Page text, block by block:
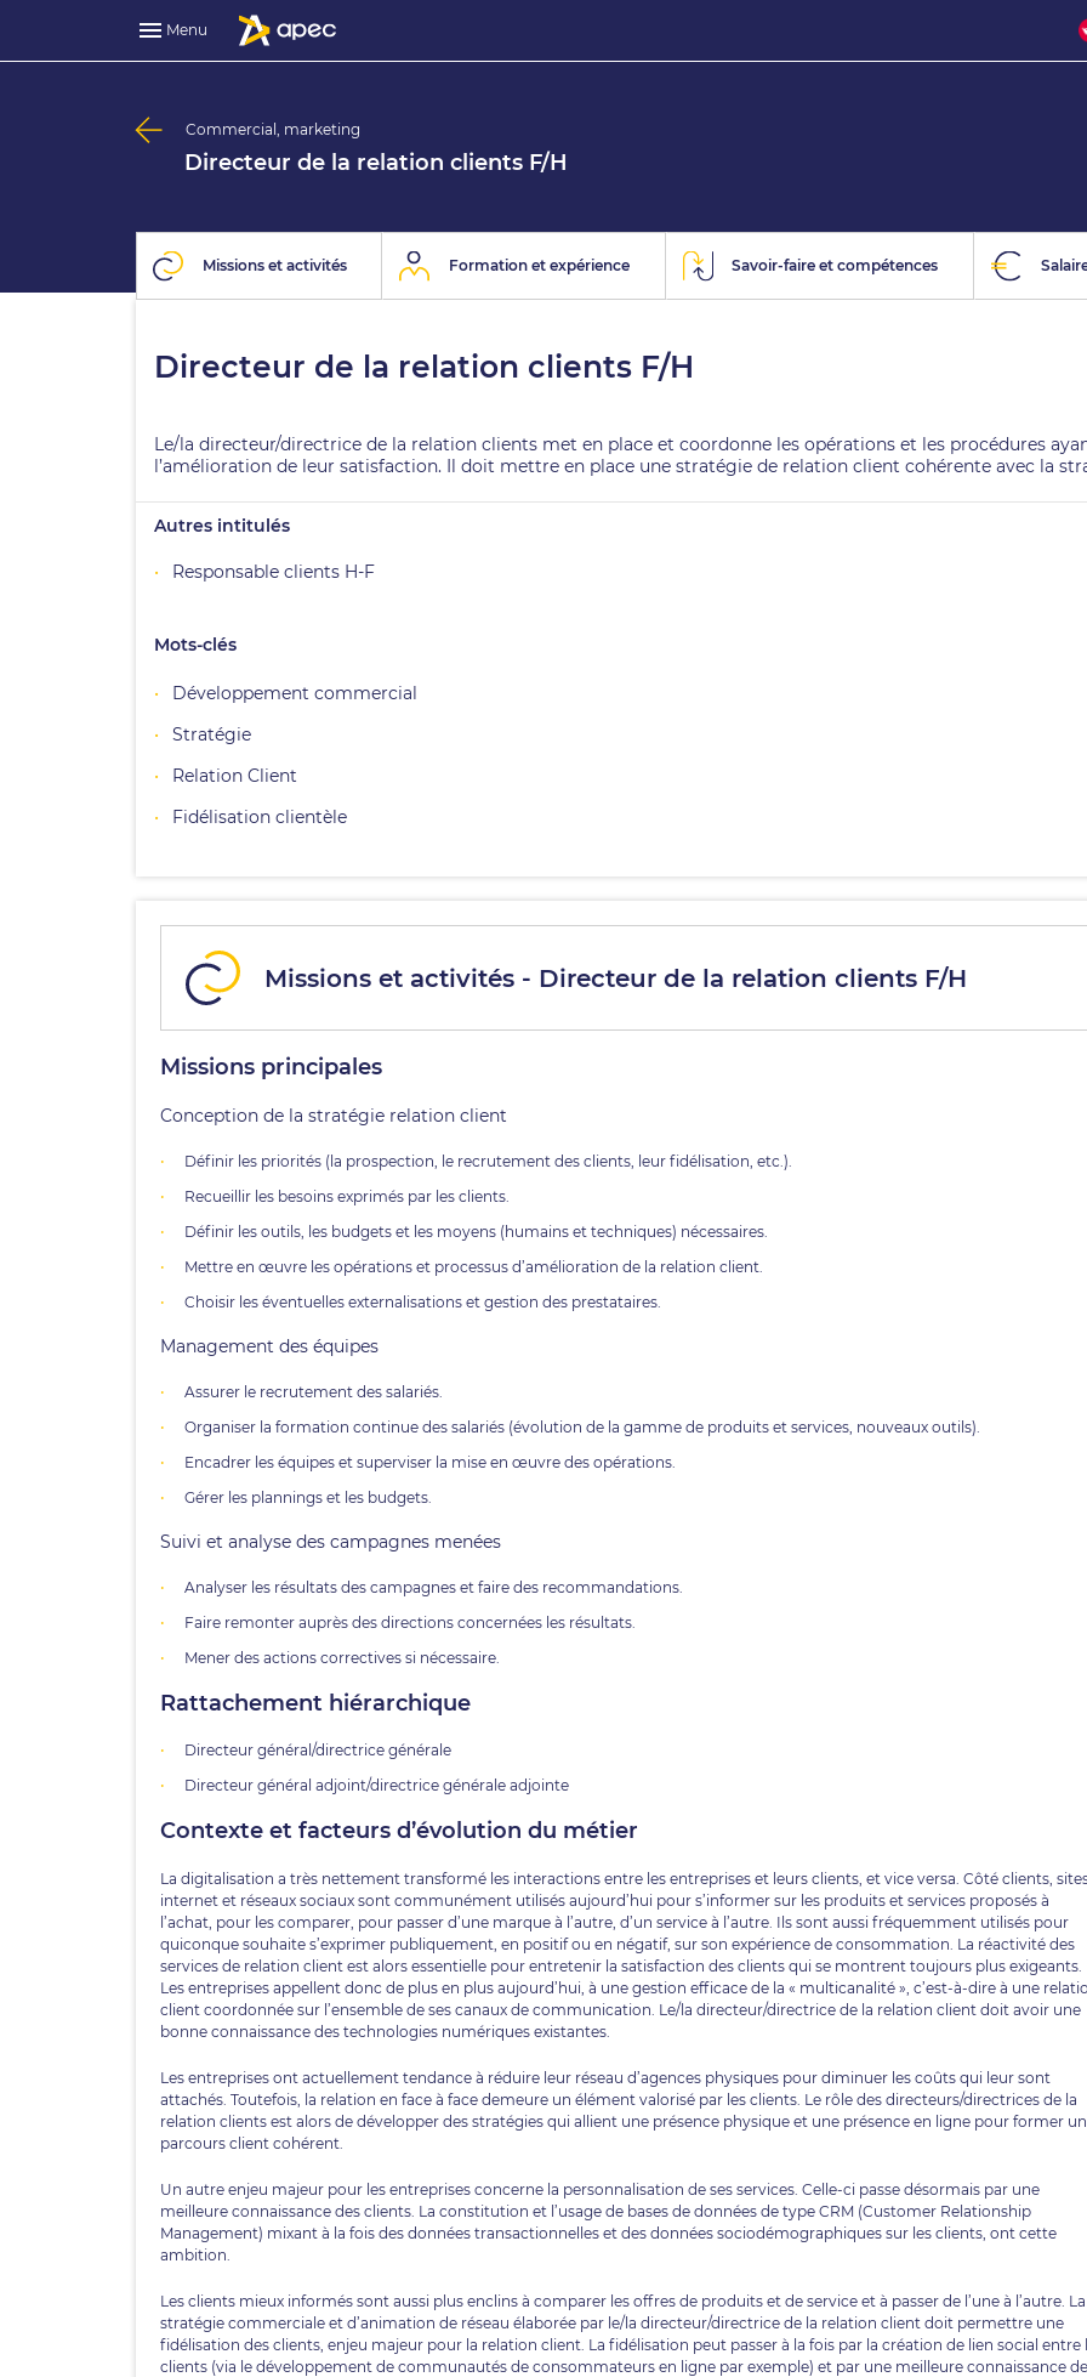
Menu
Commercial, marketing
Directeur de la relation clients F/H
Missions et activités Formation et expérience Savoir-faire et compétences
Directeur de la relation clients F/H
Le/la directeur/directrice de la relation clients met en place et coordonne les opérations et les procédures
l’amélioration de leur satisfaction. Il doit mettre en place une stratégie de relation client cohérente avec la
Autres intitulés
Responsable clients H-F
Mots-clés
Développement commercial
Stratégie
Relation Client
Fidélisation clientèle
Missions et activités - Directeur de la relation clients F/H
Missions principales
Conception de la stratégie relation client
Définir les priorités (la prospection, le recrutement des clients, leur fidélisation, etc.).
Recueillir les besoins exprimés par les clients.
Définir les outils, les budgets et les moyens (humains et techniques) nécessaires.
Mettre en œuvre les opérations et processus d’amélioration de la relation client.
Choisir les éventuelles externalisations et gestion des prestataires.
Management des équipes
Assurer le recrutement des salariés.
Organiser la formation continue des salariés (évolution de la gamme de produits et services, nouveaux outils).
Encadrer les équipes et superviser la mise en œuvre des opérations.
Gérer les plannings et les budgets.
Suivi et analyse des campagnes menées
Analyser les résultats des campagnes et faire des recommandations.
Faire remonter auprès des directions concernées les résultats.
Mener des actions correctives si nécessaire.
Rattachement hiérarchique
Directeur général/directrice générale
Directeur général adjoint/directrice générale adjointe
Contexte et facteurs d’évolution du métier
La digitalisation a très nettement transformé les interactions entre les entreprises et leurs clients, et vice versa. Côté clients,
internet et réseaux sociaux sont communément utilisés aujourd’hui pour s’informer sur les produits et services proposés à
l’achat, pour les comparer, pour passer d’une marque à l’autre, d’un service à l’autre. Ils sont aussi fréquemment utilisés pour
quiconque souhaite s’exprimer publiquement, en positif ou en négatif, sur son expérience de consommation. La réactivité des
services de relation client est alors essentielle pour entretenir la satisfaction des clients qui se montrent toujours plus exigeants.
Les entreprises appellent donc de plus en plus aujourd’hui, à une gestion efficace de la « multicanalité », c’est-à-dire à une
client coordonnée sur l’ensemble de ses canaux de communication. Le/la directeur/directrice de la relation client doit avoir une
bonne connaissance des technologies numériques existantes.
Les entreprises ont actuellement tendance à réduire leur réseau d’agences physiques pour diminuer les coûts qui leur sont
attachés. Toutefois, la relation en face à face demeure un élément valorisé par les clients. Le rôle des directeurs/directrices de la
relation clients est alors de développer des stratégies qui allient une présence physique et une présence en ligne pour former un
parcours client cohérent.
Un autre enjeu majeur pour les entreprises concerne la personnalisation de ses services. Celle-ci passe désormais par une
meilleure connaissance des clients. La constitution et l’usage de bases de données de type CRM (Customer Relationship
Management) mixant à la fois des données transactionnelles et des données sociodémographiques sur les clients, ont cette
ambition.
Les clients mieux informés sont aussi plus enclins à comparer les offres de produits et de service et à passer de l’une à l’autre. La
stratégie commerciale et d’animation de réseau élaborée par le/la directeur/directrice de la relation client doit permettre une
fidélisation des clients, enjeu majeur pour la relation client. La fidélisation peut passer à la fois par la création de lien social entre
clients (via le développement de communautés de consommateurs en ligne par exemple) et par une meilleure connaissance